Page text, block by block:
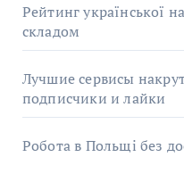
Рейтинг української
складом
Лучшие сервисы
подписчики и лайки
Робота в Польщі без